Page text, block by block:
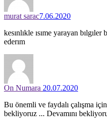
murat sarac7.06.2020
kesınlıkle ısıme yarayan
ederım
On Numara 20.07.2020
Bu önemli ve faydalı çalışma
bekliyoruz ... Devamını